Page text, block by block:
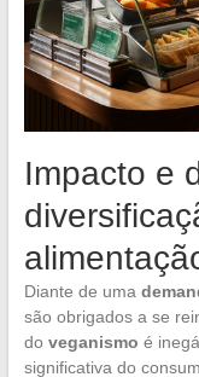
Impacto e
Diante de uma
são obrigados a se
do veganismo é
significativa do